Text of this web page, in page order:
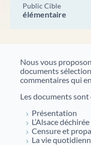
Nos débats citoyens
pour mieux
Public Cible
élémentaire
Nous vous
documents
commentaires qui
Les documents
Présentation
L’Alsace
Censure et
La vie
Catalogue des
Aide à la
Afin de vous aider
administratives ou
proposons des
thématiques variées.